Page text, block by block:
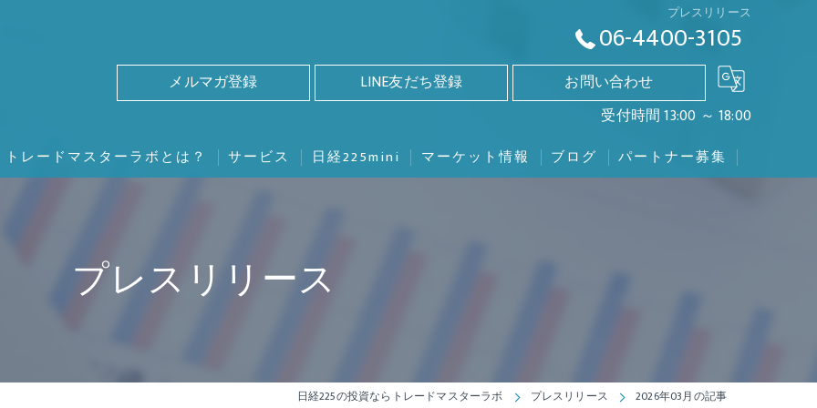
プレスリリース
06-4400-3105
メルマガ登録 LINE友だち登録
お問い合わせ
受付時間 13:00 ～ 18:00
トレードマスターラボとは？ サービス 日経225mini マーケット情報 ブログ パートナー募集
プレスリリース
日経225の投資ならトレードマスターラボ プレスリリース 2026年03月の記事